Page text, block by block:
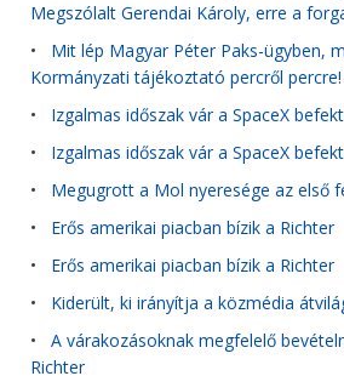
Megszólalt Gerendai Károly, erre a
• Mit lép Magyar Péter Paks-ügyben,
Kormányzati tájékoztató percről percre!
• Izgalmas időszak vár a SpaceX
• Izgalmas időszak vár a SpaceX
• Megugrott a Mol nyeresége az első
• Erős amerikai piacban bízik a Richter
• Erős amerikai piacban bízik a Richter
• Kiderült, ki irányítja a közmédia
• A várakozásoknak megfelelő
Richter